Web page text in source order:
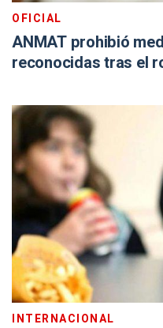
OFICIAL
ANMAT prohibió
reconocidas tras el
INTERNACIONAL